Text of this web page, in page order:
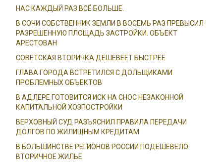
НАС КАЖДЫЙ РАЗ ВСЁ БОЛЬШЕ.
В СОЧИ СОБСТВЕННИК ЗЕМЛИ В ВОСЕМЬ РАЗ ПРЕВЫСИЛ
РАЗРЕШЕННУЮ ПЛОЩАДЬ ЗАСТРОЙКИ. ОБЪЕКТ
АРЕСТОВАН
СОВЕТСКАЯ ВТОРИЧКА ДЕШЕВЕЕТ БЫСТРЕЕ
ГЛАВА ГОРОДА ВСТРЕТИЛСЯ С ДОЛЬЩИКАМИ
ПРОБЛЕМНЫХ ОБЪЕКТОВ
В АДЛЕРЕ ГОТОВИТСЯ ИСК НА СНОС НЕЗАКОННОЙ
КАПИТАЛЬНОЙ ХОЗПОСТРОЙКИ
ВЕРХОВНЫЙ СУД РАЗЪЯСНИЛ ПРАВИЛА ПЕРЕДАЧИ
ДОЛГОВ ПО ЖИЛИЩНЫМ КРЕДИТАМ
В БОЛЬШИНСТВЕ РЕГИОНОВ РОССИИ ПОДЕШЕВЕЛО
ВТОРИЧНОЕ ЖИЛЬЕ